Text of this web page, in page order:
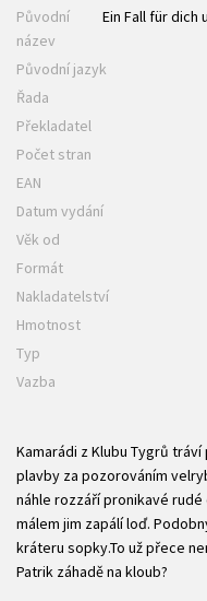
Původní
název
Ein Fall für dich
Původní jazyk
Řada
Překladatel
Počet stran
EAN
Datum vydání
Věk od
Formát
Nakladatelství
Hmotnost
Typ
Vazba
Kamarádi z Klubu Tygrů tráví
plavby za pozorováním
náhle rozzáří pronikavé rudé
málem jim zapálí loď.
kráteru sopky.To už přece
Patrik záhadě na kloub?